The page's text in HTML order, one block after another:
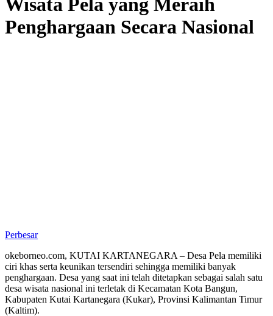
Wisata Pela yang Meraih
Penghargaan Secara Nasional
Perbesar
okeborneo.com, KUTAI KARTANEGARA – Desa Pela memiliki
ciri khas serta keunikan tersendiri sehingga memiliki banyak
penghargaan. Desa yang saat ini telah ditetapkan sebagai salah satu
desa wisata nasional ini terletak di Kecamatan Kota Bangun,
Kabupaten Kutai Kartanegara (Kukar), Provinsi Kalimantan Timur
(Kaltim).